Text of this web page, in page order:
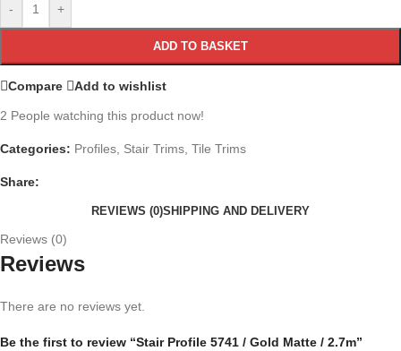
- +
ADD TO BASKET
Compare Add to wishlist
2 People watching this product now!
Categories: Profiles Stair Trims Tile Trims
Share:
REVIEWS (0)SHIPPING AND DELIVERY
Reviews (0)
Reviews
There are no reviews yet.
Be the first to review “Stair Profile 5741 / Gold Matte / 2.7m”